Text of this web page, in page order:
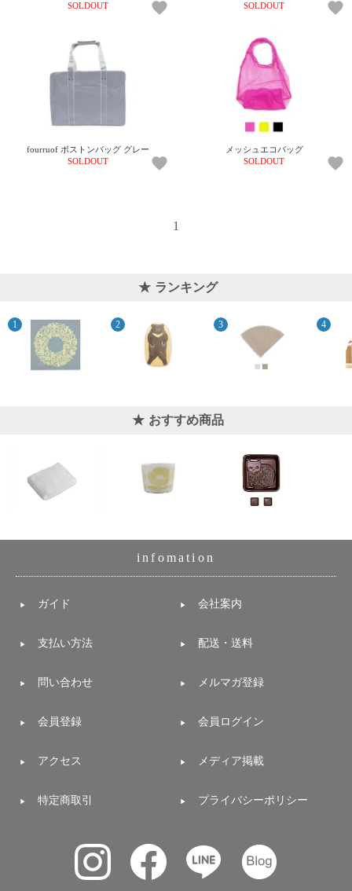
SOLDOUT
SOLDOUT
fourruof ボストンバッグ グレー
SOLDOUT
メッシュエコバッグ
SOLDOUT
1
ランキング
おすすめ商品
infomation
ガイド 会社案内
支払い方法 配送・送料
問い合わせ メルマガ登録
会員登録 会員ログイン
アクセス メディア掲載
特定商取引 プライバシーポリシー